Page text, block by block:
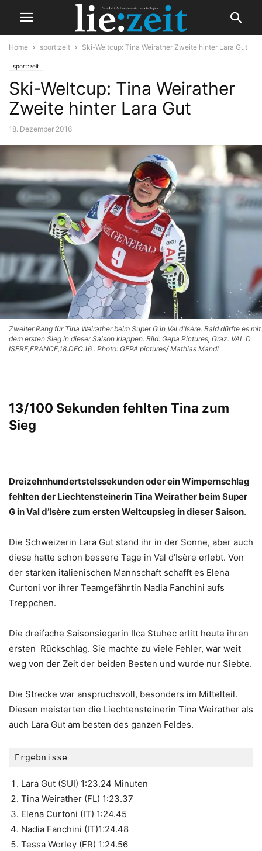
Home sport:zeit Ski-Weltcup: Tina Weirather Zweite hinter Lara Gut
sport:zeit
Ski-Weltcup: Tina Weirather
Zweite hinter Lara Gut
18. Dezember 2016
Zweiter Rang für Tina Weirather beim Super G in Val d'Isère. Bald dürfte es mit
dem ersten Sieg in dieser Saison klappen. Bild: Gepa Pictures, Graz. VAL D
ISERE,FRANCE,18.DEC.16 . Photo: GEPA pictures/ Mathias Mandl
13/100 Sekunden fehlten Tina zum
Sieg
Dreizehnhundertstelssekunden oder ein Wimpernschlag
fehlten der Liechtensteinerin Tina Weirather beim Super
G in Val d’Isère zum ersten Weltcupsieg in dieser Saison.
Die Schweizerin Lara Gut stand ihr in der Sonne, aber auch
diese hatte schon bessere Tage in Val d’Isère erlebt. Von
der starken italienischen Mannschaft schafft es Elena
Curtoni vor ihrer Teamgefährtin Nadia Fanchini aufs
Treppchen.
Die dreifache Saisonsiegerin Ilca Stuhec erlitt heute ihren
ersten Rückschlag. Sie machte zu viele Fehler, war weit
weg von der Zeit der beiden Besten und wurde nur Siebte.
Die Strecke war anspruchsvoll, besonders im Mittelteil.
Diesen meisterten die Liechtensteinerin Tina Weirather als
auch Lara Gut am besten des ganzen Feldes.
Ergebnisse
Lara Gut (SUI) 1:23.24 Minuten
Tina Weirather (FL) 1:23.37
Elena Curtoni (IT) 1:24.45
Nadia Fanchini (IT)1:24.48
Tessa Worley (FR) 1:24.56